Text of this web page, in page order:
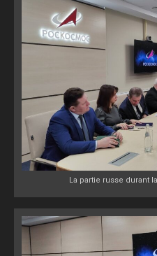
La partie russe durant